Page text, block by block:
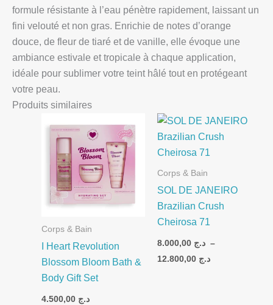
formule résistante à l’eau pénètre rapidement, laissant un
fini velouté et non gras. Enrichie de notes d’orange
douce, de fleur de tiaré et de vanille, elle évoque une
ambiance estivale et tropicale à chaque application,
idéale pour sublimer votre teint hâlé tout en protégeant
votre peau.
Produits similaires
Corps & Bain
I Heart Revolution
Blossom Bloom Bath &
Body Gift Set
د.ج
Corps & Bain
SOL DE JANEIRO
Brazilian Crush
Cheirosa 71
د.ج –
د.ج
Plage
prix :